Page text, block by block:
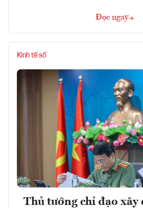
Đọc ngay
Kinh tế số
Thủ tướng chỉ đạo xây